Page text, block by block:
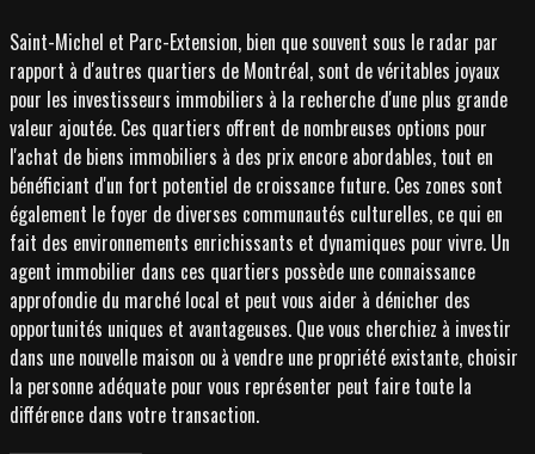
Saint-Michel et Parc-Extension, bien que souvent sous le radar par
rapport à d'autres quartiers de Montréal, sont de véritables joyaux
pour les investisseurs immobiliers à la recherche d'une plus grande
valeur ajoutée. Ces quartiers offrent de nombreuses options pour
l'achat de biens immobiliers à des prix encore abordables, tout en
bénéficiant d'un fort potentiel de croissance future. Ces zones sont
également le foyer de diverses communautés culturelles, ce qui en
fait des environnements enrichissants et dynamiques pour vivre. Un
agent immobilier dans ces quartiers possède une connaissance
approfondie du marché local et peut vous aider à dénicher des
opportunités uniques et avantageuses. Que vous cherchiez à investir
dans une nouvelle maison ou à vendre une propriété existante, choisir
la personne adéquate pour vous représenter peut faire toute la
différence dans votre transaction.